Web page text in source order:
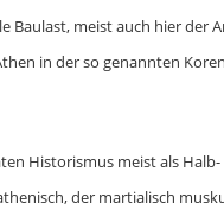
Baulast, meist auch hier der
in der so genannten
Historismus meist als
der martialisch